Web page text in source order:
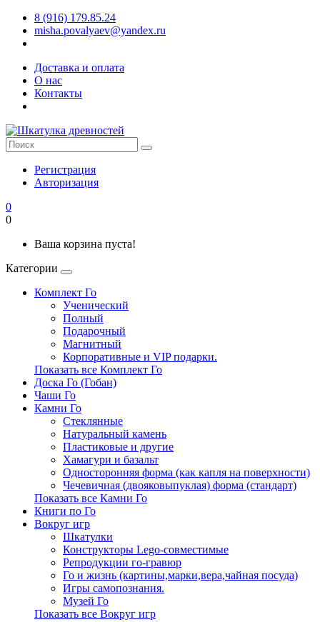
8 (916) 179.85.24
misha.povalyaev@yandex.ru
Доставка и оплата
О нас
Контакты
Регистрация
Авторизация
0
0
Ваша корзина пуста!
Категории
Комплект Го
Ученический
Полный
Подарочный
Магнитный
Корпоративные и VIP подарки.
Показать все Комплект Го
Доска Го (Гобан)
Чаши Го
Камни Го
Стеклянные
Натуральный камень
Пластиковые и другие
Хамагури и базальт
Односторонняя форма (как капля на поверхности)
Чечевичная (двояковыпуклая) форма (стандарт)
Показать все Камни Го
Книги по Го
Вокруг игр
Шкатулки
Конструкторы Lego-совместимые
Репродукции го-гравюр
Го и жизнь (картины,марки,вера,чайная посуда)
Игры самопознания.
Музей Го
Показать все Вокруг игр